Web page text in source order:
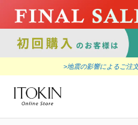
>地震の影響によるご注